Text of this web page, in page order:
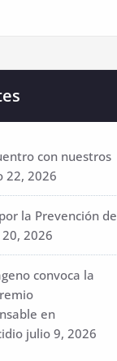
con nuestros
22, 2026
la Prevención de
2026
convoca la
en
julio 9, 2026